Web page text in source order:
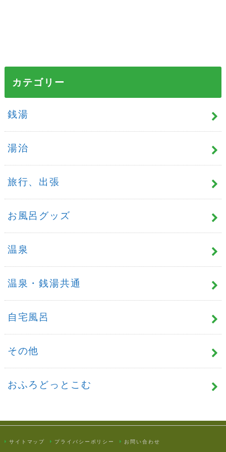
カテゴリー
銭湯
湯治
旅行、出張
お風呂グッズ
温泉
温泉・銭湯共通
自宅風呂
その他
おふろどっとこむ
サイトマップ プライバシーポリシー お問い合わせ